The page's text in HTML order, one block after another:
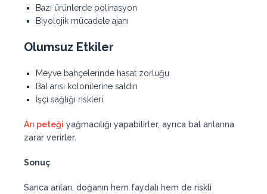
Bazı ürünlerde polinasyon
Biyolojik mücadele ajanı
Olumsuz Etkiler
Meyve bahçelerinde hasat zorluğu
Bal arısı kolonilerine saldırı
İşçi sağlığı riskleri
Arı peteği yağmacılığı yapabilirler, ayrıca bal arılarına
zarar verirler.
Sonuç
Sarıca arıları, doğanın hem faydalı hem de riskli